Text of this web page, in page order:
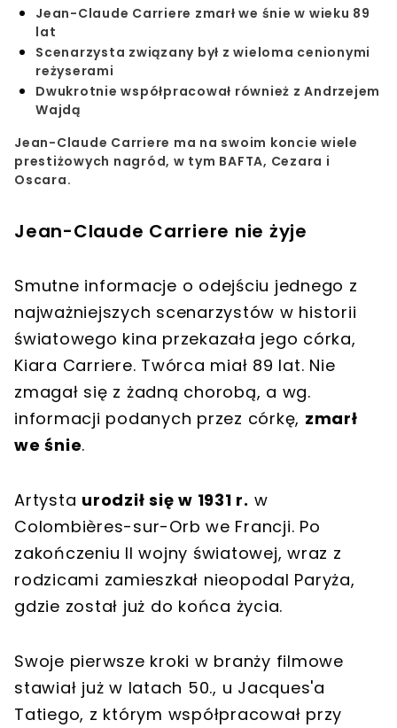
Jean-Claude Carriere zmarł we śnie w wieku 89
lat
Scenarzysta związany był z wieloma cenionymi
reżyserami
Dwukrotnie współpracował również z Andrzejem
Wajdą
Jean-Claude Carriere ma na swoim koncie wiele
prestiżowych nagród, w tym BAFTA, Cezara i
Oscara.
Jean-Claude Carriere nie żyje
Smutne informacje o odejściu jednego z
najważniejszych scenarzystów w historii
światowego kina przekazała jego córka,
Kiara Carriere. Twórca miał 89 lat. Nie
zmagał się z żadną chorobą, a wg.
informacji podanych przez córkę, zmarł
we śnie.
Artysta urodził się w 1931 r. w
Colombières-sur-Orb we Francji. Po
zakończeniu II wojny światowej, wraz z
rodzicami zamieszkał nieopodal Paryża,
gdzie został już do końca życia.
Swoje pierwsze kroki w branży filmowe
stawiał już w latach 50., u Jacques'a
Tatiego, z którym współpracował przy